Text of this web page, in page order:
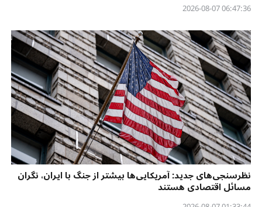
06:47:36 2026-08-07
نظرسنجی‌‌های جدید: آمریکایی‌ها بیشتر از جنگ با ایران، نگران
مسائل اقتصادی هستند